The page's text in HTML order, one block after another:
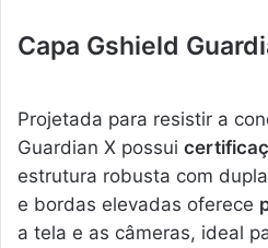
Capa Gshield
Projetada para resistir a
Guardian X possui
estrutura robusta com
e bordas elevadas oferece
a tela e as câmeras, ideal